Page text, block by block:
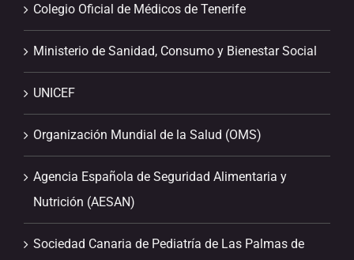
Colegio Oficial de Médicos de Tenerife
Ministerio de Sanidad, Consumo y Bienestar Social
UNICEF
Organización Mundial de la Salud (OMS)
Agencia Española de Seguridad Alimentaria y
Nutrición (AESAN)
Sociedad Canaria de Pediatría de Las Palmas de